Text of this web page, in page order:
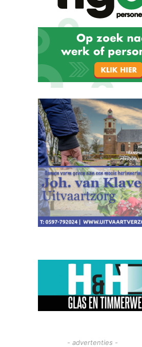
- advertenties -